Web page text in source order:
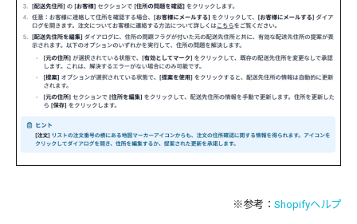
※参考： Shopifyヘルプ